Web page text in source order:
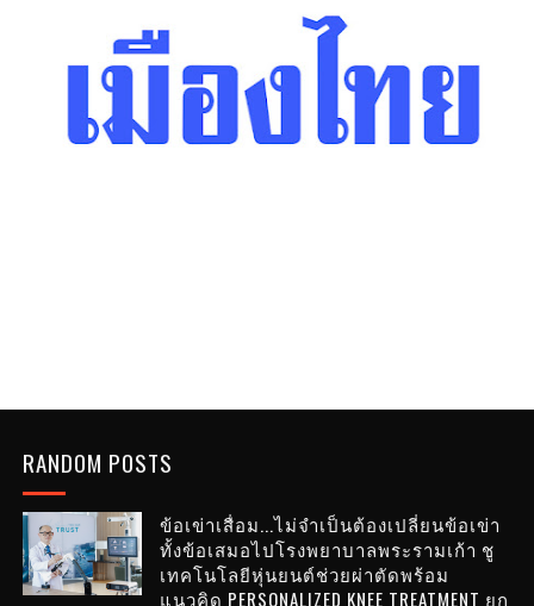
RANDOM POSTS
ข้อเข่าเสื่อม...ไม่จำเป็นต้องเปลี่ยนข้อเข่า
ทั้งข้อเสมอไปโรงพยาบาลพระรามเก้า ชู
เทคโนโลยีหุ่นยนต์ช่วยผ่าตัดพร้อม
แนวคิด PERSONALIZED KNEE TREATMENT ยก